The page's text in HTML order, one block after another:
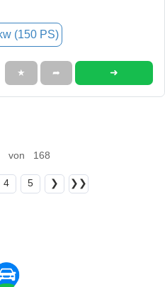
(150 PS)
★ ➦ ➜
168
4 5 ❯ ❯❯